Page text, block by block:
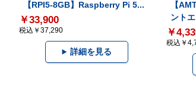
【RPI5-8GB】Raspberry Pi 5...
￥33,900
税込￥37,290
詳細を見る
【
ント
￥
税込￥